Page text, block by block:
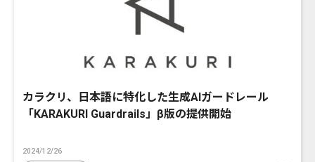
カラクリ、日本語に特化した生成AIガードレール
「KARAKURI Guardrails」β版の提供開始
2024/12/26